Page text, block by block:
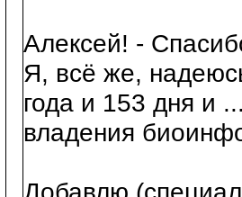
Алексей! -
Я, всё же,
года и 153 дня и
владения